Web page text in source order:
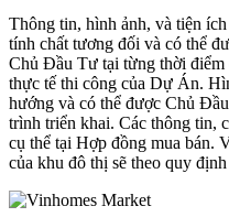
Thông tin, hình ảnh, và tiện
tính chất tương đối và có thể
Chủ Đầu Tư tại từng thời điểm
thực tế thi công của Dự Án.
hướng và có thể được Chủ
trình triển khai. Các thông tin,
cụ thể tại Hợp đồng mua bán.
của khu đô thị sẽ theo quy